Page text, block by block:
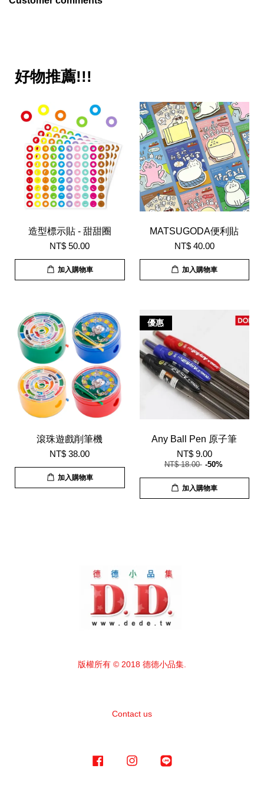
好物推薦!!!
造型標示貼 - 甜甜圈
NT$ 50.00
加入購物車
MATSUGODA便利貼
NT$ 40.00
加入購物車
滾珠遊戲削筆機
NT$ 38.00
加入購物車
優惠
Any Ball Pen 原子筆
NT$ 9.00
NT$ 18.00 -50%
加入購物車
版權所有 © 2018 德德小品集.
Contact us
Facebook Instagram